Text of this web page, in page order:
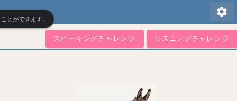
settings
スピーキングチャレンジ リスニングチャレンジ
とができます。